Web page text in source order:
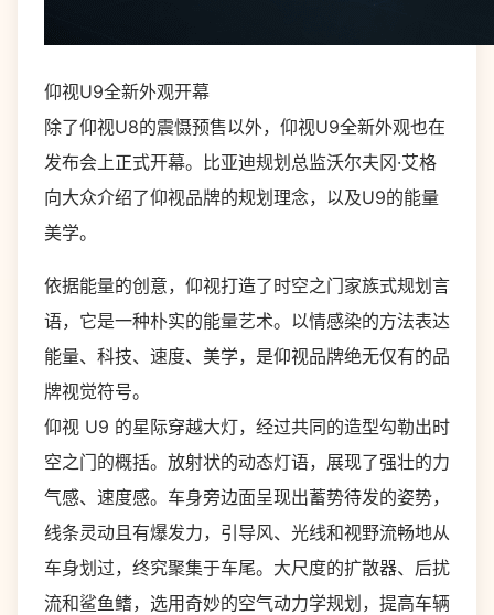
仰视U9全新外观开幕
除了仰视U8的震慑预售以外，仰视U9全新外观也在
发布会上正式开幕。比亚迪规划总监沃尔夫冈·艾格
向大众介绍了仰视品牌的规划理念，以及U9的能量
美学。
依据能量的创意，仰视打造了时空之门家族式规划言
语，它是一种朴实的能量艺术。以情感染的方法表达
能量、科技、速度、美学，是仰视品牌绝无仅有的品
牌视觉符号。
仰视 U9 的星际穿越大灯，经过共同的造型勾勒出时
空之门的概括。放射状的动态灯语，展现了强壮的力
气感、速度感。车身旁边面呈现出蓄势待发的姿势，
线条灵动且有爆发力，引导风、光线和视野流畅地从
车身划过，终究聚集于车尾。大尺度的扩散器、后扰
流和鲨鱼鳍，选用奇妙的空气动力学规划，提高车辆